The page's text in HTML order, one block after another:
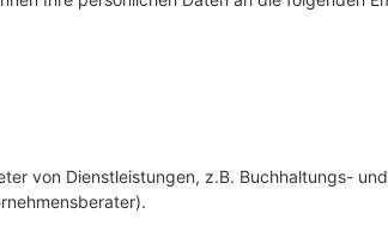
von Dienstleistungen, z.B. Buchhaltungs-